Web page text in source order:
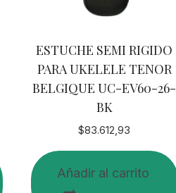
ESTUCHE SEMI RIGIDO
PARA UKELELE TENOR
BELGIQUE UC-EV60-26-
BK
$83.612,93
Añadir al carrito